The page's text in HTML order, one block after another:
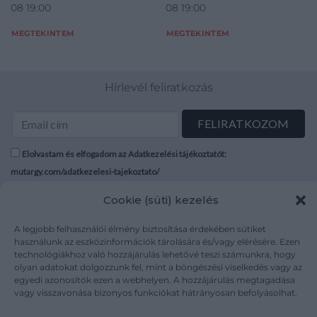
Cookie (süti) kezelés
A legjobb felhasználói élmény biztosítása érdekében sütiket
használunk az eszközinformációk tárolására és/vagy elérésére. Ezen
technológiákhoz való hozzájárulás lehetővé teszi számunkra, hogy
olyan adatokat dolgozzunk fel, mint a böngészési viselkedés vagy az
egyedi azonosítók ezen a webhelyen. A hozzájárulás megtagadása
vagy visszavonása bizonyos funkciókat hátrányosan befolyásolhat.
08 19:00
MEGTEKINTEM
08 19:00
MEGTEKINTEM
Hírlevél feliratkozás
Elolvastam és elfogadom az Adatkezelési tájékoztatót:
mutargy.com/adatkezelesi-tajekoztato/
Médiaajánlat
Karrier
Kapcsolat
Áraink
ÁSZF
Adatvédelem
Impresszum